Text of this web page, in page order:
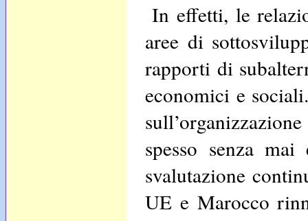
In effetti, le
aree di
rapporti di
economici e
spesso senza
svalutazione
UE e Marocco